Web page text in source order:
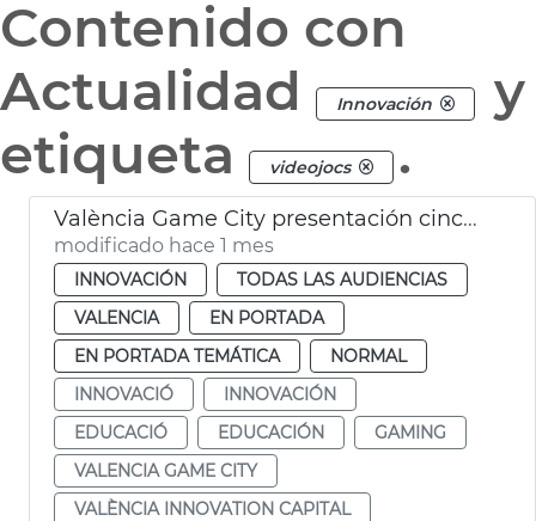
Contenido con
Actualidad
Innovación
y
etiqueta
videojocs .
València Game City presentación cinco proyectes educación con videojuegos
modificado hace 1 mes
INNOVACIÓN
TODAS LAS AUDIENCIAS
VALENCIA
EN PORTADA
EN PORTADA TEMÁTICA
NORMAL
INNOVACIÓ
INNOVACIÓN
EDUCACIÓ
EDUCACIÓN
GAMING
VALENCIA GAME CITY
VALÈNCIA INNOVATION CAPITAL